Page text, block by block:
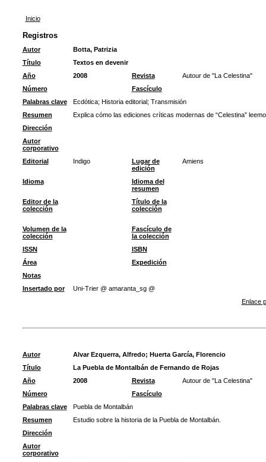
Inicio
Registros
Autor
Botta, Patrizia
Título
Textos en devenir
Año
2008 Revista
Autour de "La Celestina"
Número
Fascículo
Palabras clave
Ecdótica; Historia editorial; Transmisión
Resumen
Explica cómo las ediciones críticas modernas de “Celestina”
Dirección
Autor
corporativo
Editorial
Indigo
Lugar de
edición
Amiens
Idioma
Idioma del
resumen
Editor de la
colección
Título de la
colección
Volumen de la
colección
Fascículo de
la colección
ISSN
ISBN
Área
Expedición
Notas
Insertado por
Uni-Trier @ amaranta_sg @
Enlace
Autor Alvar Ezquerra, Alfredo; Huerta García, Florencio
Título
La Puebla de Montalbán de Fernando de Rojas
Año
2008 Revista
Autour de "La Celestina"
Número
Fascículo
Palabras clave
Puebla de Montalbán
Resumen
Estudio sobre la historia de la Puebla de Montalbán.
Dirección
Autor
corporativo